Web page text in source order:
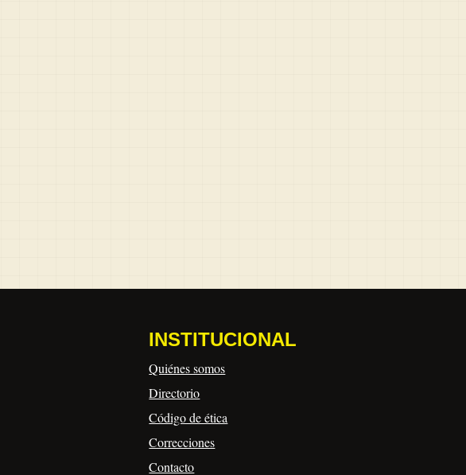
INSTITUCIONAL
Quiénes somos
Directorio
Código de ética
Correcciones
Contacto